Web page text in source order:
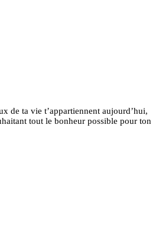
de ta vie t’appartiennent aujourd’hui,
tout le bonheur possible pour ton